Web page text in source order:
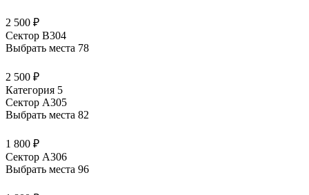
2 500 ₽
Сектор В304
Выбрать места 78
2 500 ₽
Категория 5
Сектор А305
Выбрать места 82
1 800 ₽
Сектор А306
Выбрать места 96